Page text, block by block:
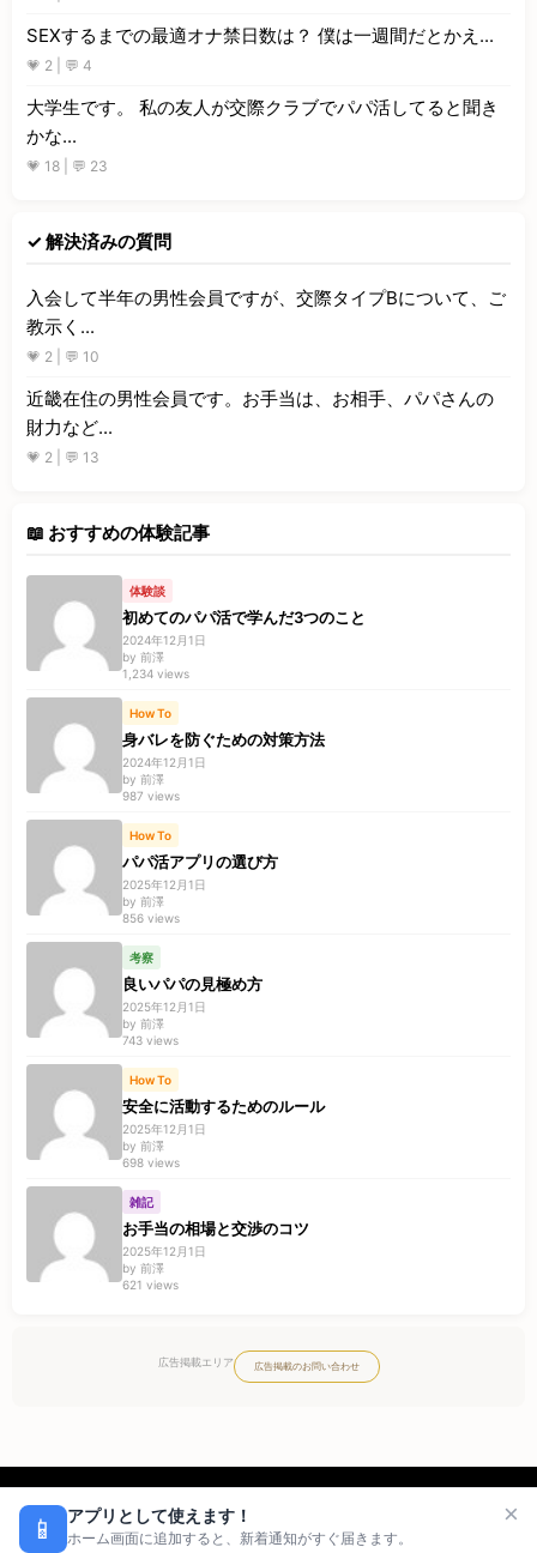
SEXするまでの最適オナ禁日数は？ 僕は一週間だとかえ...
💗 2 | 💬 4
大学生です。 私の友人が交際クラブでパパ活してると聞き
かな...
💗 18 | 💬 23
✓ 解決済みの質問
入会して半年の男性会員ですが、交際タイプBについて、ご
教示く...
💗 2 | 💬 10
近畿在住の男性会員です。お手当は、お相手、パパさんの
財力など...
💗 2 | 💬 13
📖 おすすめの体験記事
体験談
初めてのパパ活で学んだ3つのこと
2024年12月1日
by 前澤
1,234 views
How To
身バレを防ぐための対策方法
2024年12月1日
by 前澤
987 views
How To
パパ活アプリの選び方
2025年12月1日
by 前澤
856 views
考察
良いパパの見極め方
2025年12月1日
by 前澤
743 views
How To
安全に活動するためのルール
2025年12月1日
by 前澤
698 views
雑記
お手当の相場と交渉のコツ
2025年12月1日
by 前澤
621 views
広告掲載エリア 広告掲載のお問い合わせ
お問い合わせ
×
📱 アプリとして使えます！
ホーム画面に追加すると、新着通知がすぐ届きます。